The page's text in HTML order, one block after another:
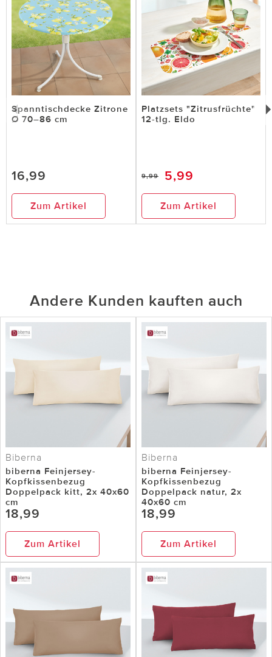
Spanntischdecke Zitrone
Ø 70–86 cm
16,99
Zum Artikel
Platzsets "Zitrusfrüchte"
12-tlg. Eldo
9,99 5,99
Zum Artikel
Andere Kunden kauften auch
Biberna
biberna Feinjersey-
Kopfkissenbezug
Doppelpack kitt, 2x 40x60
cm
18,99
Zum Artikel
Biberna
biberna Feinjersey-
Kopfkissenbezug
Doppelpack natur, 2x
40x60 cm
18,99
Zum Artikel